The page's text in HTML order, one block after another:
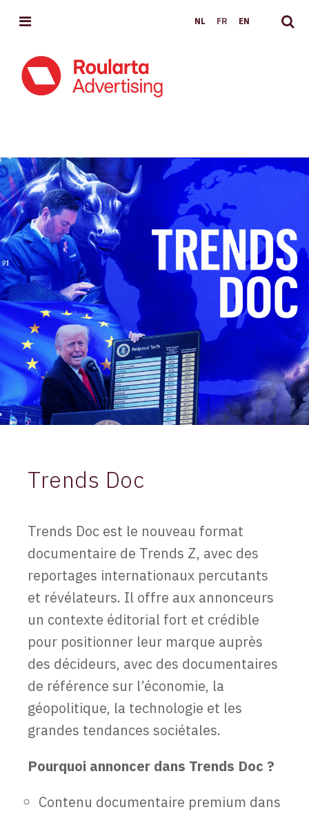
MENU
Trends Doc
Trends Doc est le nouveau format
documentaire de Trends Z, avec des
reportages internationaux percutants
et révélateurs. Il offre aux annonceurs
un contexte éditorial fort et crédible
pour positionner leur marque auprès
des décideurs, avec des documentaires
de référence sur l’économie, la
géopolitique, la technologie et les
grandes tendances sociétales.
Pourquoi annoncer dans Trends Doc ?
Contenu documentaire premium dans